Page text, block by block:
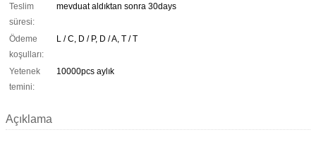
Teslim
süresi:
mevduat aldıktan sonra 30days
Ödeme
koşulları:
L / C, D / P, D / A, T / T
Yetenek
temini:
10000pcs aylık
Açıklama